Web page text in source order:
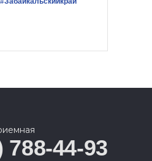
788-44-93